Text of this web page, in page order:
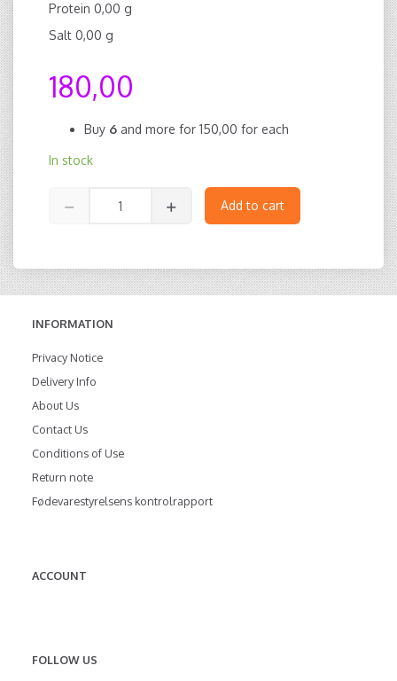
Protein 0,00 g
Salt 0,00 g
180,00
Buy 6 and more for 150,00 for each
In stock
Add to cart
INFORMATION
Privacy Notice
Delivery Info
About Us
Contact Us
Conditions of Use
Return note
Fødevarestyrelsens kontrolrapport
ACCOUNT
FOLLOW US